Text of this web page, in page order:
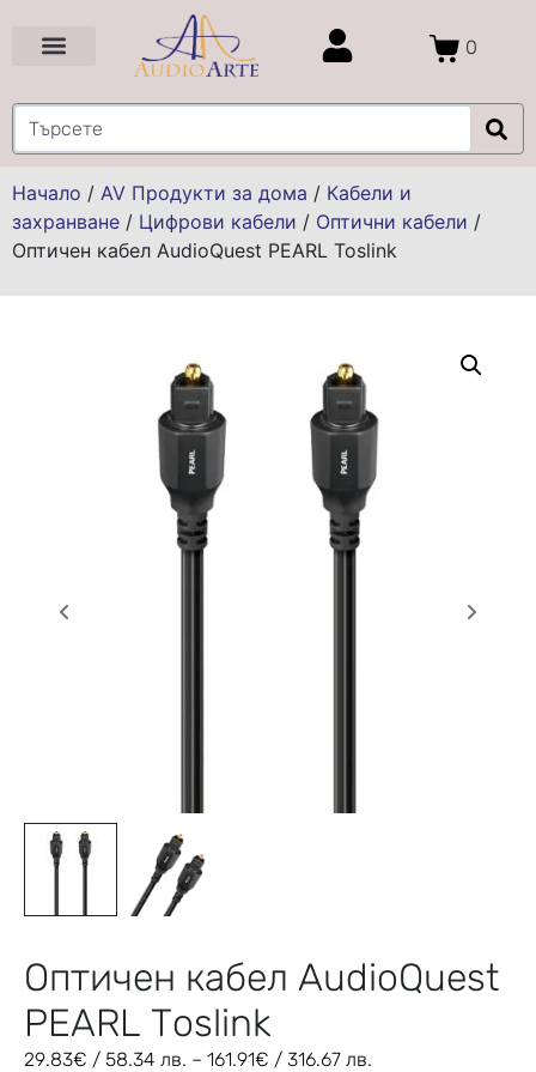
0
Начало / AV Продукти за дома / Кабели и
захранване / Цифрови кабели / Оптични кабели /
Оптичен кабел AudioQuest PEARL Toslink
Оптичен кабел AudioQuest
PEARL Toslink
29.83€ / 58.34 лв. – 161.91€ / 316.67 лв.